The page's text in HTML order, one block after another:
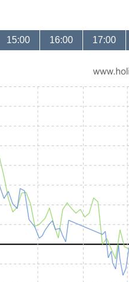
15:00 16:00 17:00